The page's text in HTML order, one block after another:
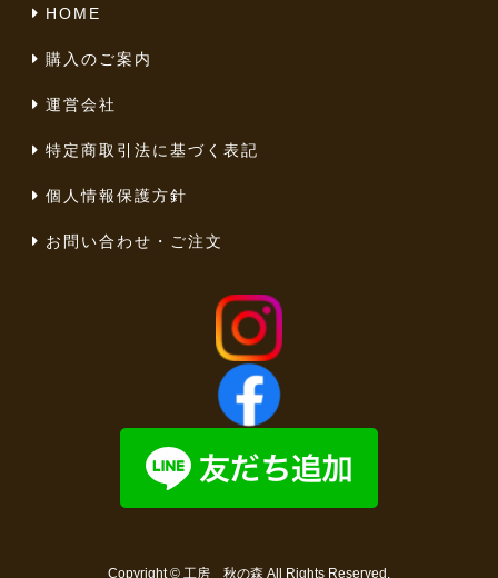
HOME
購入のご案内
運営会社
特定商取引法に基づく表記
個人情報保護方針
お問い合わせ・ご注文
Copyright © 工房 秋の森 All Rights Reserved.